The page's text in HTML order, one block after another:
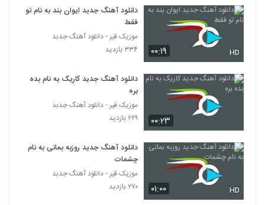
۰۰:۱۹ HD
دانلود آهنگ جدید ایوان بند به نام تو
فقط
موزیک قیر - دانلود آهنگ جدبد
۳۳۴ بازدید
۰۰:۲۳
دانلود آهنگ جدید کاریک به نام بده
بره
موزیک قیر - دانلود آهنگ جدبد
۲۲۹ بازدید
۰۱:۰۰ HD
دانلود آهنگ جدید روزبه بمانی به نام
چشمات
موزیک قیر - دانلود آهنگ جدبد
۲۷۰ بازدید